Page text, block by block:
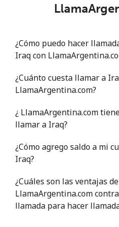
¿Cómo puedo hacer
Iraq con
¿Cuánto cuesta llamar a
LlamaArgentina.com?
¿ LlamaArgentina.com
llamar a Iraq?
¿Cómo agrego saldo a mi
Iraq?
¿Cuáles son las ventajas
LlamaArgentina.com
llamada para hacer